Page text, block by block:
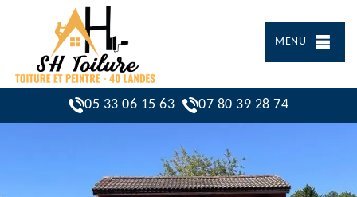
MENU
05 33 06 15 63 07 80 39 28 74